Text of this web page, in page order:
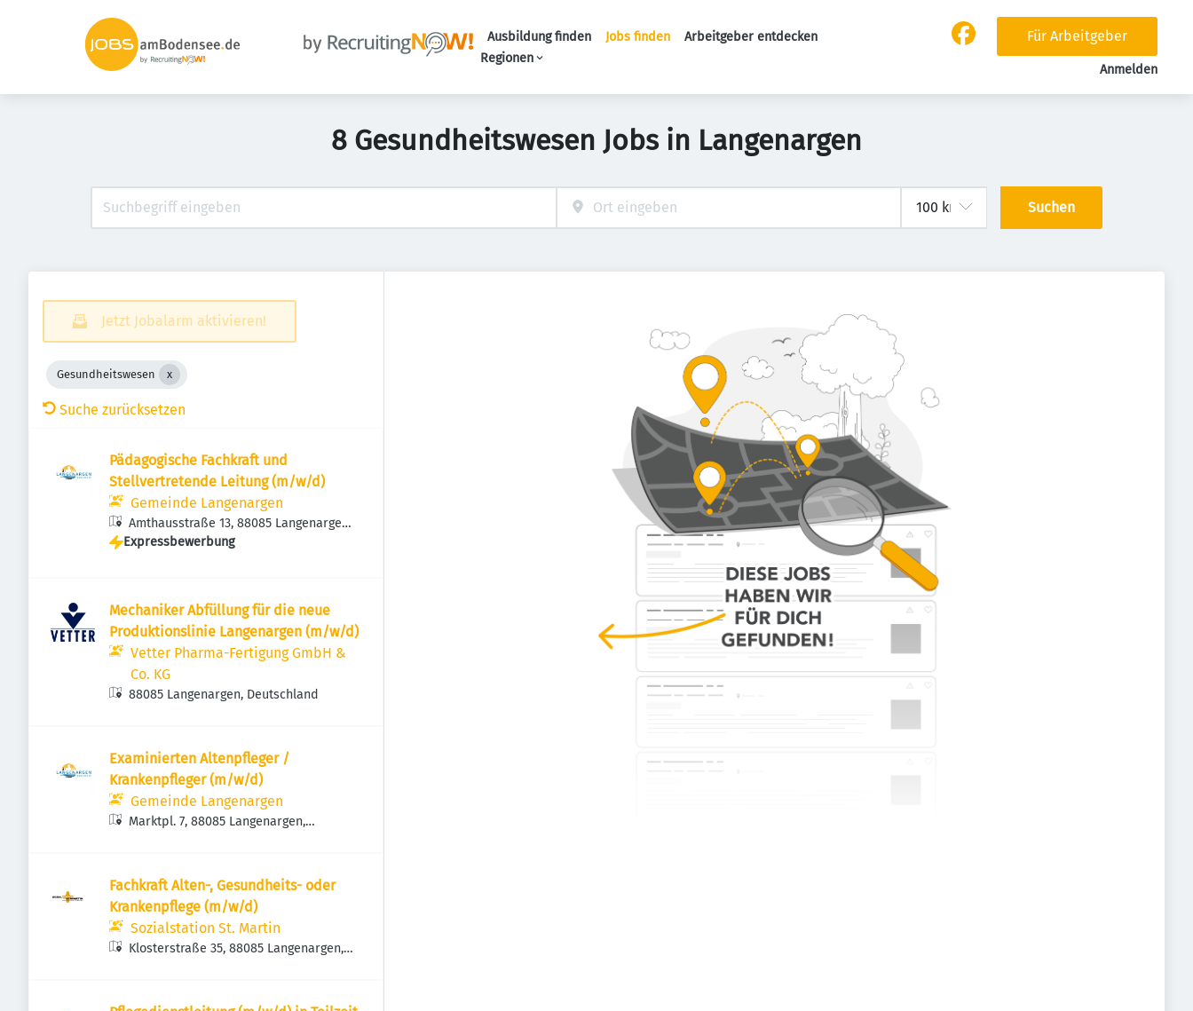
Ausbildung finden Jobs finden
Arbeitgeber entdecken
Regionen
Für Arbeitgeber
Anmelden
8 Gesundheitswesen Jobs in Langenargen
Suchen
Jetzt Jobalarm aktivieren!
Gesundheitswesen
Suche zurücksetzen
Pädagogische Fachkraft und
Stellvertretende Leitung (m/w/d)
Gemeinde Langenargen
Amthausstraße 13, 88085 Langenargen,
Deutschland
Expressbewerbung
Mechaniker Abfüllung für die neue
Produktionslinie Langenargen (m/w/d)
Vetter Pharma-Fertigung GmbH &
Co. KG
88085 Langenargen, Deutschland
Examinierten Altenpfleger /
Krankenpfleger (m/w/d)
Gemeinde Langenargen
Marktpl. 7, 88085 Langenargen,
Fachkraft Alten-, Gesundheits- oder
Krankenpflege (m/w/d)
Sozialstation St. Martin
Klosterstraße 35, 88085 Langenargen,